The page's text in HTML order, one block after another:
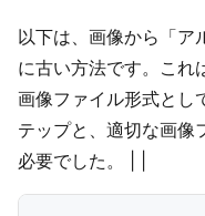
以下は、画像から「ア
に古い方法です。これ
画像ファイル形式とし
テップと、適切な画像
必要でした。 | |